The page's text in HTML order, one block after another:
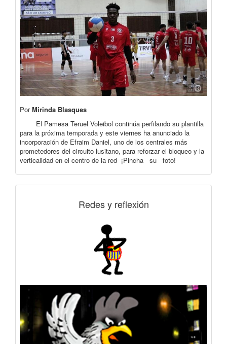
PorMirinda Blasques
El Pamesa Teruel Voleibol continúa perfilando su plantilla
para la próxima temporada y este viernes ha anunciado la
incorporación de Efraim Daniel, uno de los centrales más
prometedores del circuito lusitano, para reforzar el bloqueo y la
verticalidad en el centro de la red ¡Pincha su foto!
Redes y reflexión